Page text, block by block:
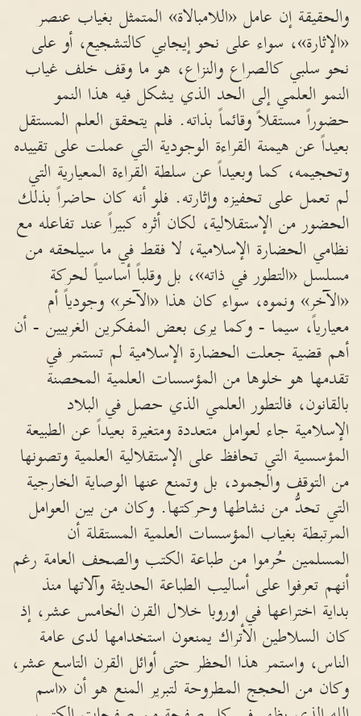
والحقيقة إن عامل «اللامبالاة» المتمثل بغياب عنصر
«الإثارة»، سواء على نحو إيجابي كالتشجيع، أو على
نحو سلبي كالصراع والنزاع، هو ما وقف خلف غياب
النمو العلمي إلى الحد الذي يشكل فيه هذا النمو
حضوراً مستقلاً وقائماً بذاته. فلم يتحقق العلم المستقل
بعيداً عن هيمنة القراءة الوجودية التي عملت على تقييده
وتحجيمه، كما وبعيداً عن سلطة القراءة المعيارية التي
لم تعمل على تحفيزه وإثارته. فلو أنه كان حاضراً بذلك
الحضور من الإستقلالية، لكان أثره كبيراً عند تفاعله مع
نظامي الحضارة الإسلامية، لا فقط في ما سيلحقه من
مسلسل «التطور في ذاته»، بل وقلباً أساسياً لحركة
«الآخر» ونموه، سواء كان هذا «الآخر» وجودياً أم
معيارياً، سيما - وكما يرى بعض المفكرين الغربيين - أن
أهم قضية جعلت الحضارة الإسلامية لم تستمر في
تقدمها هو خلوها من المؤسسات العلمية المحصنة
بالقانون، فالتطور العلمي الذي حصل في البلاد
الإسلامية جاء لعوامل متعددة ومتغيرة بعيداً عن الطبيعة
المؤسسية التي تحافظ على الإستقلالية العلمية وتصونها
من التوقف والجمود، بل وتمنع عنها الوصاية الخارجية
التي تحدُّ من نشاطها وحركتها. وكان من بين العوامل
المرتبطة بغياب المؤسسات العلمية المستقلة أن
المسلمين حُرموا من طباعة الكتب والصحف العامة رغم
أنهم تعرفوا على أساليب الطباعة الحديثة وآلاتها منذ
بداية اختراعها في اوروبا خلال القرن الخامس عشر، إذ
كان السلاطين الأتراك يمنعون استخدامها لدى عامة
الناس، واستمر هذا الحظر حتى أوائل القرن التاسع عشر،
وكان من الحجج المطروحة لتبرير المنع هو أن «اسم